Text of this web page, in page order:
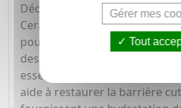
Découvrez la Crème
CeraVe en tube de 14 ml,
pour hydrater et apaiser la
des yeux. Grâce à sa formule
essentiels et en acide
aide à restaurer la barrière
Gérer mes
Tout